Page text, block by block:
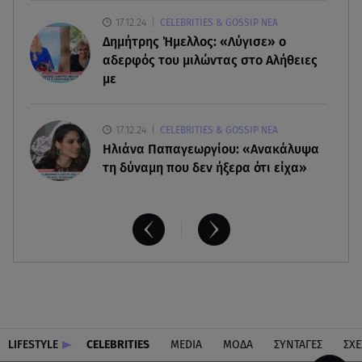
Toyota C-HR: Δέκα χρόνια ξεχωριστής
καινοτομίας και επιτυχίας
17.12.24 CELEBRITIES & GOSSIP ΝΕΑ
Δημήτρης Ήμελλος: «Λύγισε» ο
αδερφός του μιλώντας στο Αλήθειες
με
17.12.24 CELEBRITIES & GOSSIP ΝΕΑ
Ηλιάνα Παπαγεωργίου: «Ανακάλυψα
τη δύναμη που δεν ήξερα ότι είχα»
LIFESTYLE CELEBRITIES MEDIA ΜΟΔΑ ΣΥΝΤΑΓΕΣ